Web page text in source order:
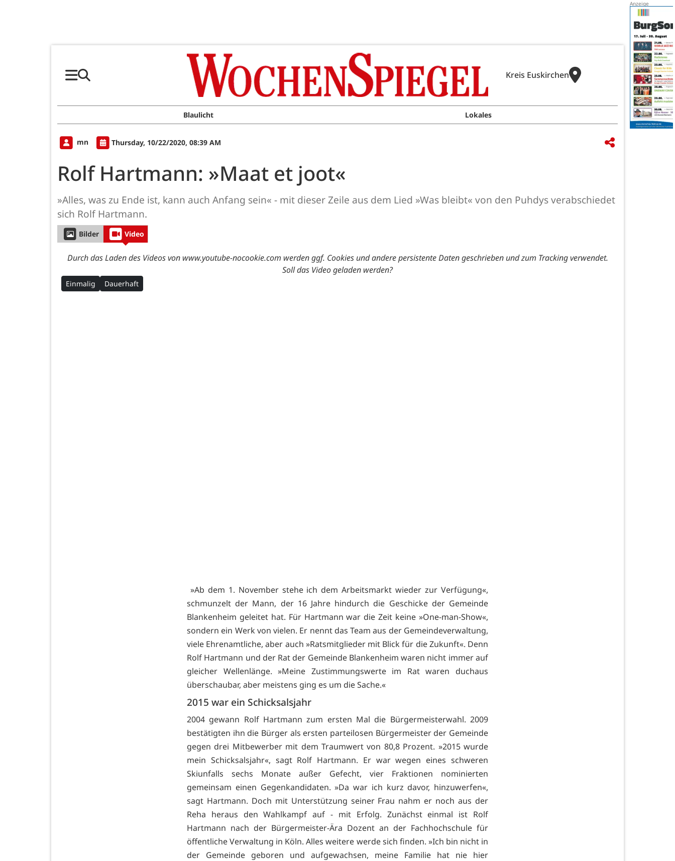
Kreis Euskirchen
Blaulicht Lokales
mn Thursday, 10/22/2020, 08:39 AM
Rolf Hartmann: »Maat et joot«
»Alles, was zu Ende ist, kann auch Anfang sein« - mit dieser Zeile aus dem Lied »Was bleibt« von den Puhdys verabschiedet
sich Rolf Hartmann.
Bilder Video
Durch das Laden des Videos von www.youtube-nocookie.com werden ggf. Cookies und andere persistente Daten geschrieben und zum Tracking verwendet.
Soll das Video geladen werden?
Einmalig Dauerhaft
»Ab dem 1. November stehe ich dem Arbeitsmarkt wieder zur Verfügung«,
schmunzelt der Mann, der 16 Jahre hindurch die Geschicke der Gemeinde
Blankenheim geleitet hat. Für Hartmann war die Zeit keine »One-man-Show«,
sondern ein Werk von vielen. Er nennt das Team aus der Gemeindeverwaltung,
viele Ehrenamtliche, aber auch »Ratsmitglieder mit Blick für die Zukunft«. Denn
Rolf Hartmann und der Rat der Gemeinde Blankenheim waren nicht immer auf
gleicher Wellenlänge. »Meine Zustimmungswerte im Rat waren duchaus
überschaubar, aber meistens ging es um die Sache.«
2015 war ein Schicksalsjahr
2004 gewann Rolf Hartmann zum ersten Mal die Bürgermeisterwahl. 2009
bestätigten ihn die Bürger als ersten parteilosen Bürgermeister der Gemeinde
gegen drei Mitbewerber mit dem Traumwert von 80,8 Prozent. »2015 wurde
mein Schicksalsjahr«, sagt Rolf Hartmann. Er war wegen eines schweren
Skiunfalls sechs Monate außer Gefecht, vier Fraktionen nominierten
gemeinsam einen Gegenkandidaten. »Da war ich kurz davor, hinzuwerfen«,
sagt Hartmann. Doch mit Unterstützung seiner Frau nahm er noch aus der
Reha heraus den Wahlkampf auf - mit Erfolg. Zunächst einmal ist Rolf
Hartmann nach der Bürgermeister-Ära Dozent an der Fachhochschule für
öffentliche Verwaltung in Köln. Alles weitere werde sich finden. »Ich bin nicht in
der Gemeinde geboren und aufgewachsen, meine Familie hat nie hier